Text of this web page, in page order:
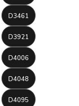
D3461
D3921
D4006
D4048
D4095